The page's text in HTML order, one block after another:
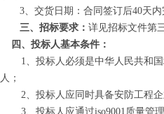
3、交货日期： 合同签订后40天
三、招标要求：详见招标文件第
四、投标人基本条件：
1、投标人必须是中华人民共和
人；
2、投标人应同时具备安防工程
3、投标人应通过iso9001质量管